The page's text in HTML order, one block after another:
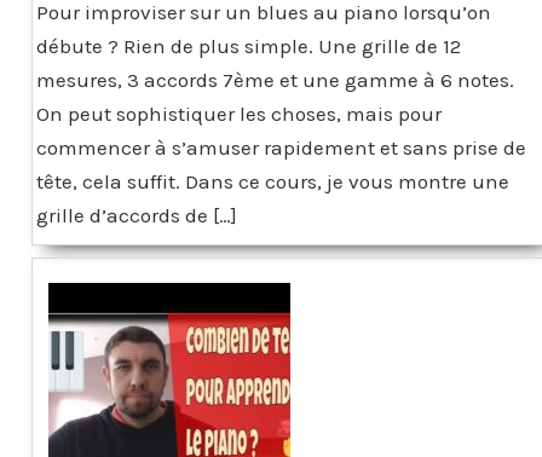
Pour improviser sur un blues au piano lorsqu’on
débute ? Rien de plus simple. Une grille de 12
mesures, 3 accords 7ème et une gamme à 6 notes.
On peut sophistiquer les choses, mais pour
commencer à s’amuser rapidement et sans prise de
tête, cela suffit. Dans ce cours, je vous montre une
grille d’accords de […]